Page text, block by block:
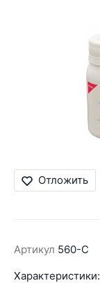
Отложить
Артикул 560-C
Характеристики: